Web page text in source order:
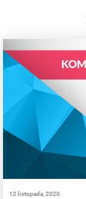
12 listopada, 2020